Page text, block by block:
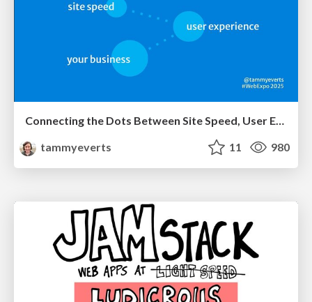
Connecting the Dots Between Site Speed, User Experience & Your Business [WebExpo 2025]
tammyeverts
11 980